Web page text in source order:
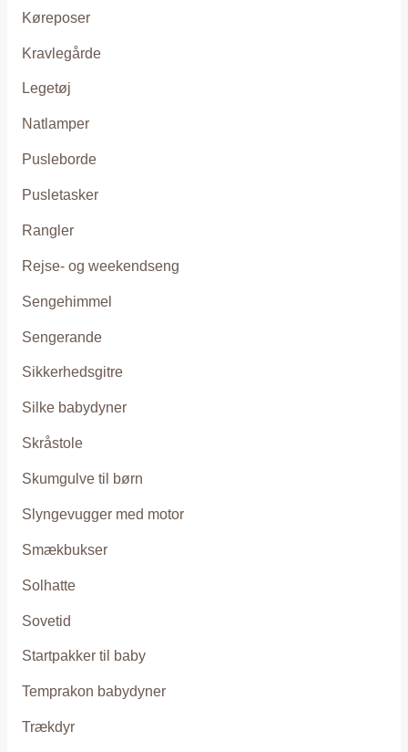
Køreposer
Kravlegårde
Legetøj
Natlamper
Pusleborde
Pusletasker
Rangler
Rejse- og weekendseng
Sengehimmel
Sengerande
Sikkerhedsgitre
Silke babydyner
Skråstole
Skumgulve til børn
Slyngevugger med motor
Smækbukser
Solhatte
Sovetid
Startpakker til baby
Temprakon babydyner
Trækdyr